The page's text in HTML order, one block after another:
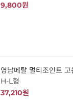
9,800원
영남메탈 멀티조인트
H-L형
37,210원